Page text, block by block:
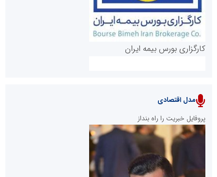
پایگاه خبری نهضت ملی مسکن
کارگزاری بورس بیمه ایران
مدل اقتصادی
پروفایل خبریت را راه بنداز